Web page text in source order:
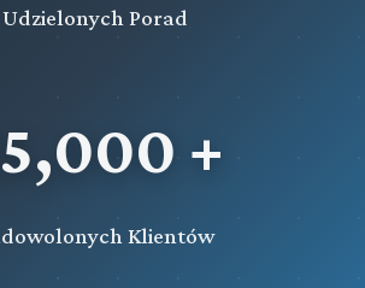
Udzielonych Porad
+
Klientów